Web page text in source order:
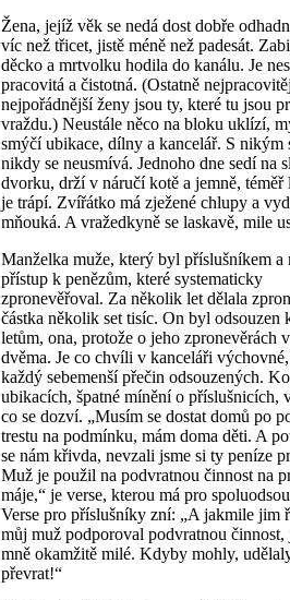
Žena, jejíž věk se nedá dost dobře
víc než třicet, jistě méně než padesát.
děcko a mrtvolku hodila do kanálu. Je
pracovitá a čistotná. (Ostatně
nejpořádnější ženy jsou ty, které tu jsou
vraždu.) Neustále něco na bloku uklízí,
smýčí ubikace, dílny a kancelář. S nikým
nikdy se neusmívá. Jednoho dne sedí na
dvorku, drží v náručí kotě a jemně, téměř
je trápí. Zvířátko má zježené chlupy a
mňouká. A vražedkyně se laskavě, mile
Manželka muže, který byl příslušníkem a
přístup k penězům, které systematicky
zpronevěřoval. Za několik let dělala
částka několik set tisíc. On byl odsouzen
letům, ona, protože o jeho zpronevěrách
dvěma. Je co chvíli v kanceláři
každý sebemenší přečin odsouzených.
ubikacích, špatné mínění o příslušnicích,
co se dozví. „Musím se dostat domů po
trestu na podmínku, mám doma děti. A
se nám křivda, nevzali jsme si ty peníze
Muž je použil na podvratnou činnost na
máje,“ je verse, kterou má pro
Verse pro příslušníky zní: „A jakmile jim
můj muž podporoval podvratnou činnost,
mně okamžitě milé. Kdyby mohly,
převrat!“